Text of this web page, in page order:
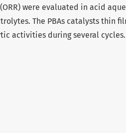
were evaluated in acid
The PBAs catalysts thin
activities during several cycles.